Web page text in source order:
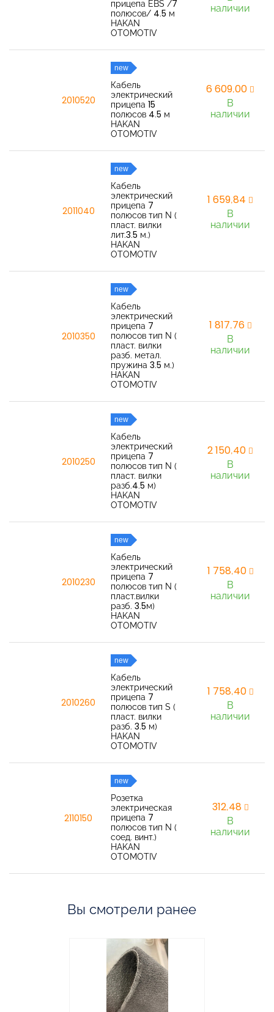
прицепа EBS /7
полюсов/ 4.5 м
HAKAN
OTOMOTIV
наличии
2010520
new
Кабель
электрический
прицепа 15
полюсов 4.5 м
HAKAN
OTOMOTIV
6 609,00
В
наличии
2011040
new
Кабель
электрический
прицепа 7
полюсов тип N (
пласт. вилки
лит.3.5 м.)
HAKAN
OTOMOTIV
1 659,84
В
наличии
2010350
new
Кабель
электрический
прицепа 7
полюсов тип N (
пласт. вилки
разб. метал.
пружина 3.5 м.)
HAKAN
OTOMOTIV
1 817,76
В
наличии
2010250
new
Кабель
электрический
прицепа 7
полюсов тип N (
пласт. вилки
разб.4.5 м)
HAKAN
OTOMOTIV
2 150,40
В
наличии
2010230
new
Кабель
электрический
прицепа 7
полюсов тип N (
пласт.вилки
разб. 3.5м)
HAKAN
OTOMOTIV
1 758,40
В
наличии
2010260
new
Кабель
электрический
прицепа 7
полюсов тип S (
пласт. вилки
разб. 3.5 м)
HAKAN
OTOMOTIV
1 758,40
В
наличии
2110150
new
Розетка
электрическая
прицепа 7
полюсов тип N (
соед. винт.)
HAKAN
OTOMOTIV
312,48
В
наличии
Вы смотрели ранее